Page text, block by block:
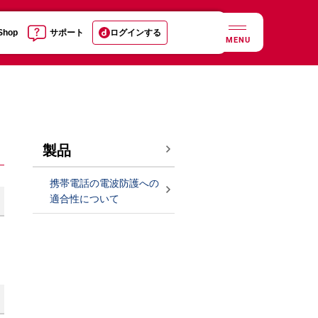
サポート ログインする
MENU
製品
携帯電話の電波防護への
適合性について